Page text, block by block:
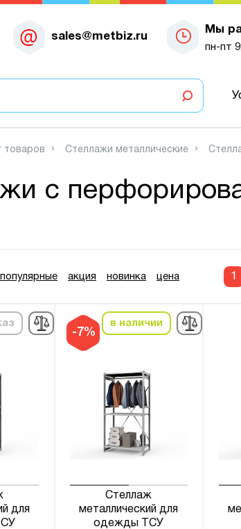
sales@metbiz.ru
Мы
пн-пт
товаров Стеллажи металлические
с
популярные акция новинка цена 1
для
-7%
в наличии
Стеллаж
металлический для
одежды ТСУ